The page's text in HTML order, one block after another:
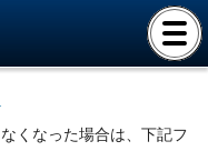
くなった場合は、下記フ